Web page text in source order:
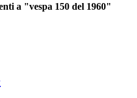
a "vespa 150 del 1960"